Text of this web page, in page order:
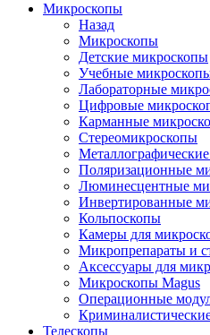
Микроскопы
Назад
Микроскопы
Детские микроскопы
Учебные
Лабораторные
Цифровые
Карманные
Стереомикроскопы
Поляризационные
Люминесцентные
Инвертированные
Кольпоскопы
Камеры для
Микропрепараты и
Аксессуары для
Микроскопы Magus
Операционные
Телескопы